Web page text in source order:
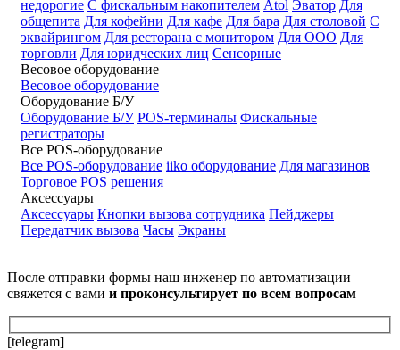
недорогие С фискальным накопителем Atol Эватор Для
общепита Для кофейни Для кафе Для бара Для столовой С
эквайрингом Для ресторана с монитором Для ООО Для
торговли Для юридческих лиц Сенсорные
Весовое оборудование
Весовое оборудование
Оборудование Б/У
Оборудование Б/У POS-терминалы Фискальные
регистраторы
Все POS-оборудование
Все POS-оборудование iiko оборудование Для магазинов
Торговое POS решения
Аксессуары
Аксессуары Кнопки вызова сотрудника Пейджеры
Передатчик вызова Часы Экраны
После отправки формы наш инженер по автоматизации
свяжется с вами и проконсультирует по всем вопросам
[telegram]